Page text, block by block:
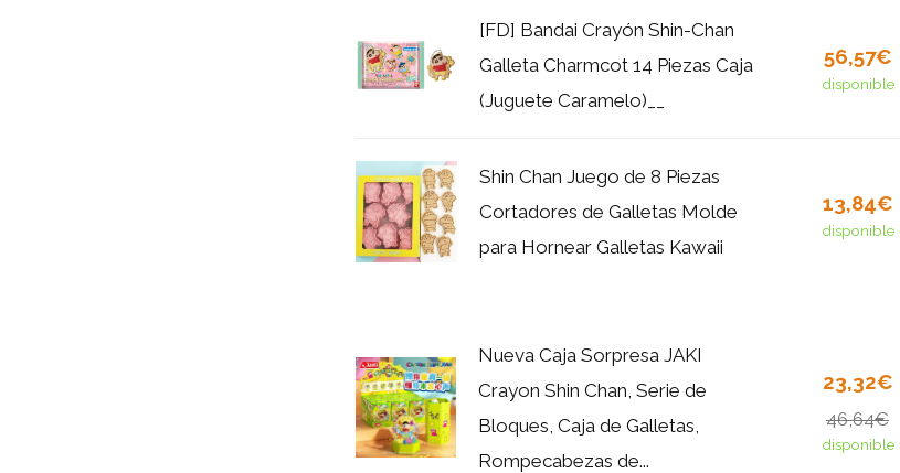
[FD] Bandai Crayón Shin-Chan
Galleta Charmcot 14 Piezas Caja
(Juguete Caramelo)__
56,57€
disponible
Shin Chan Juego de 8 Piezas
Cortadores de Galletas Molde
para Hornear Galletas Kawaii
13,84€
disponible
Nueva Caja Sorpresa JAKI
Crayon Shin Chan, Serie de
Bloques, Caja de Galletas,
Rompecabezas de...
23,32€
46,64€
disponible